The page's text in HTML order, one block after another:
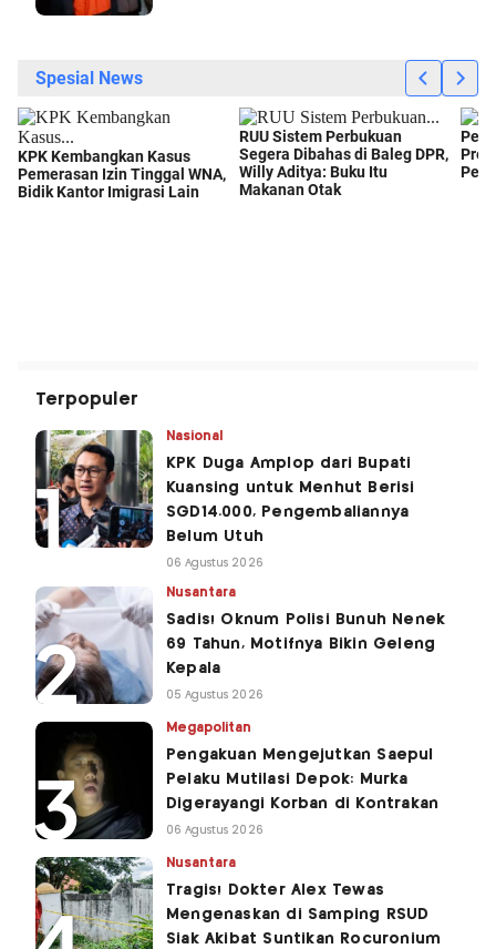
Terpopuler
Nasional
KPK Duga Amplop dari Bupati
Kuansing untuk Menhut Berisi
SGD14.000, Pengembaliannya
Belum Utuh
06 Agustus 2026
Nusantara
Sadis! Oknum Polisi Bunuh Nenek
69 Tahun, Motifnya Bikin Geleng
Kepala
05 Agustus 2026
Megapolitan
Pengakuan Mengejutkan Saepul
Pelaku Mutilasi Depok: Murka
Digerayangi Korban di Kontrakan
06 Agustus 2026
Nusantara
Tragis! Dokter Alex Tewas
Mengenaskan di Samping RSUD
Siak Akibat Suntikan Rocuronium